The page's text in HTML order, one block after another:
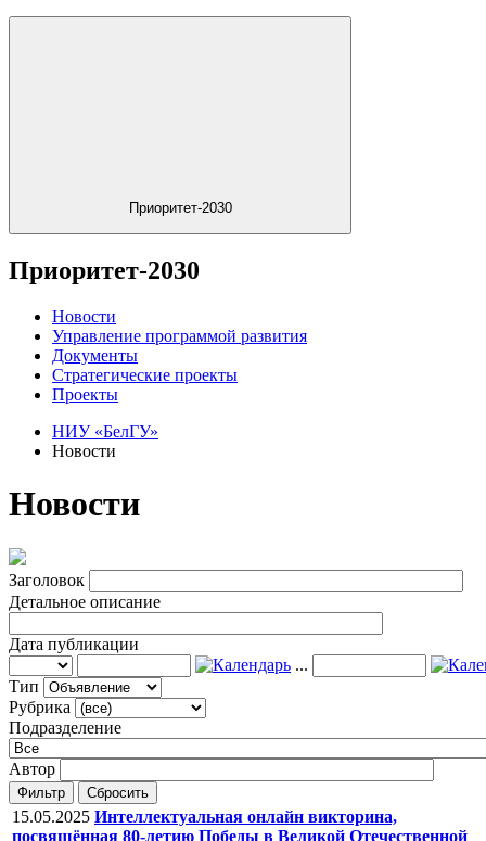
Приоритет-2030
Приоритет-2030
Новости
Управление программой развития
Документы
Стратегические проекты
Проекты
НИУ «БелГУ»
Новости
Новости
Заголовок
Детальное описание
Дата публикации
...
Тип
Рубрика
Подразделение
Автор
Фильтр Сбросить
15.05.2025 Интеллектуальная онлайн викторина,
посвящённая 80-летию Победы в Великой Отечественной